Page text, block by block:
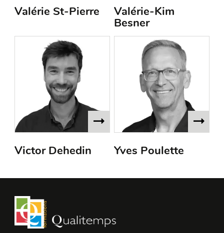
Valérie St-Pierre Valérie-Kim
Besner
Victor Dehedin Yves Poulette